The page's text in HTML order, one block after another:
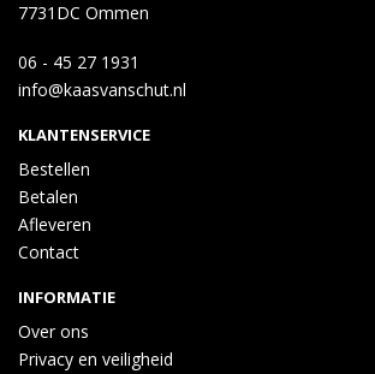
7731DC Ommen
06 - 45 27 1931
info@kaasvanschut.nl
KLANTENSERVICE
Bestellen
Betalen
Afleveren
Contact
INFORMATIE
Over ons
Privacy en veiligheid